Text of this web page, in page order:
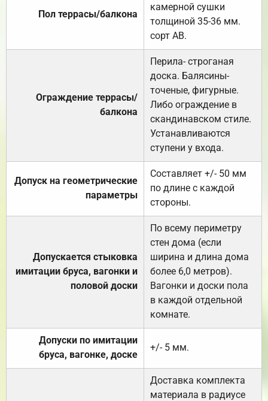
Пол террасы/балкона
камерной сушки
толщиной 35-36 мм.
сорт АВ.
Ограждение террасы/
балкона
Перила- строганая
доска. Балясины-
точеные, фигурные.
Либо ограждение в
скандинавском стиле.
Устанавливаются
ступени у входа.
Допуск на геометрические
параметры
Составляет +/- 50 мм
по длине с каждой
стороны.
Допускается стыковка
имитации бруса, вагонки и
половой доски
По всему периметру
стен дома (если
ширина и длина дома
более 6,0 метров).
Вагонки и доски пола
в каждой отдельной
комнате.
Допуски по имитации
бруса, вагонке, доске
+/- 5 мм.
Доставка комплекта
материала в радиусе